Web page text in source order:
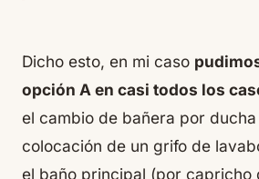
Dicho esto, en mi caso
opción A en casi todos los
el cambio de bañera por
colocación de un grifo de
el baño principal (por capricho